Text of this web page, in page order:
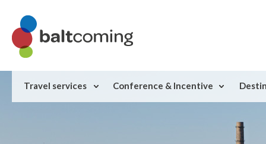
Travel services Conference & Incentive